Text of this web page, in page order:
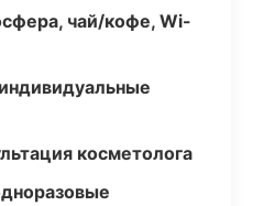
чай/кофе, Wi-
косметолога